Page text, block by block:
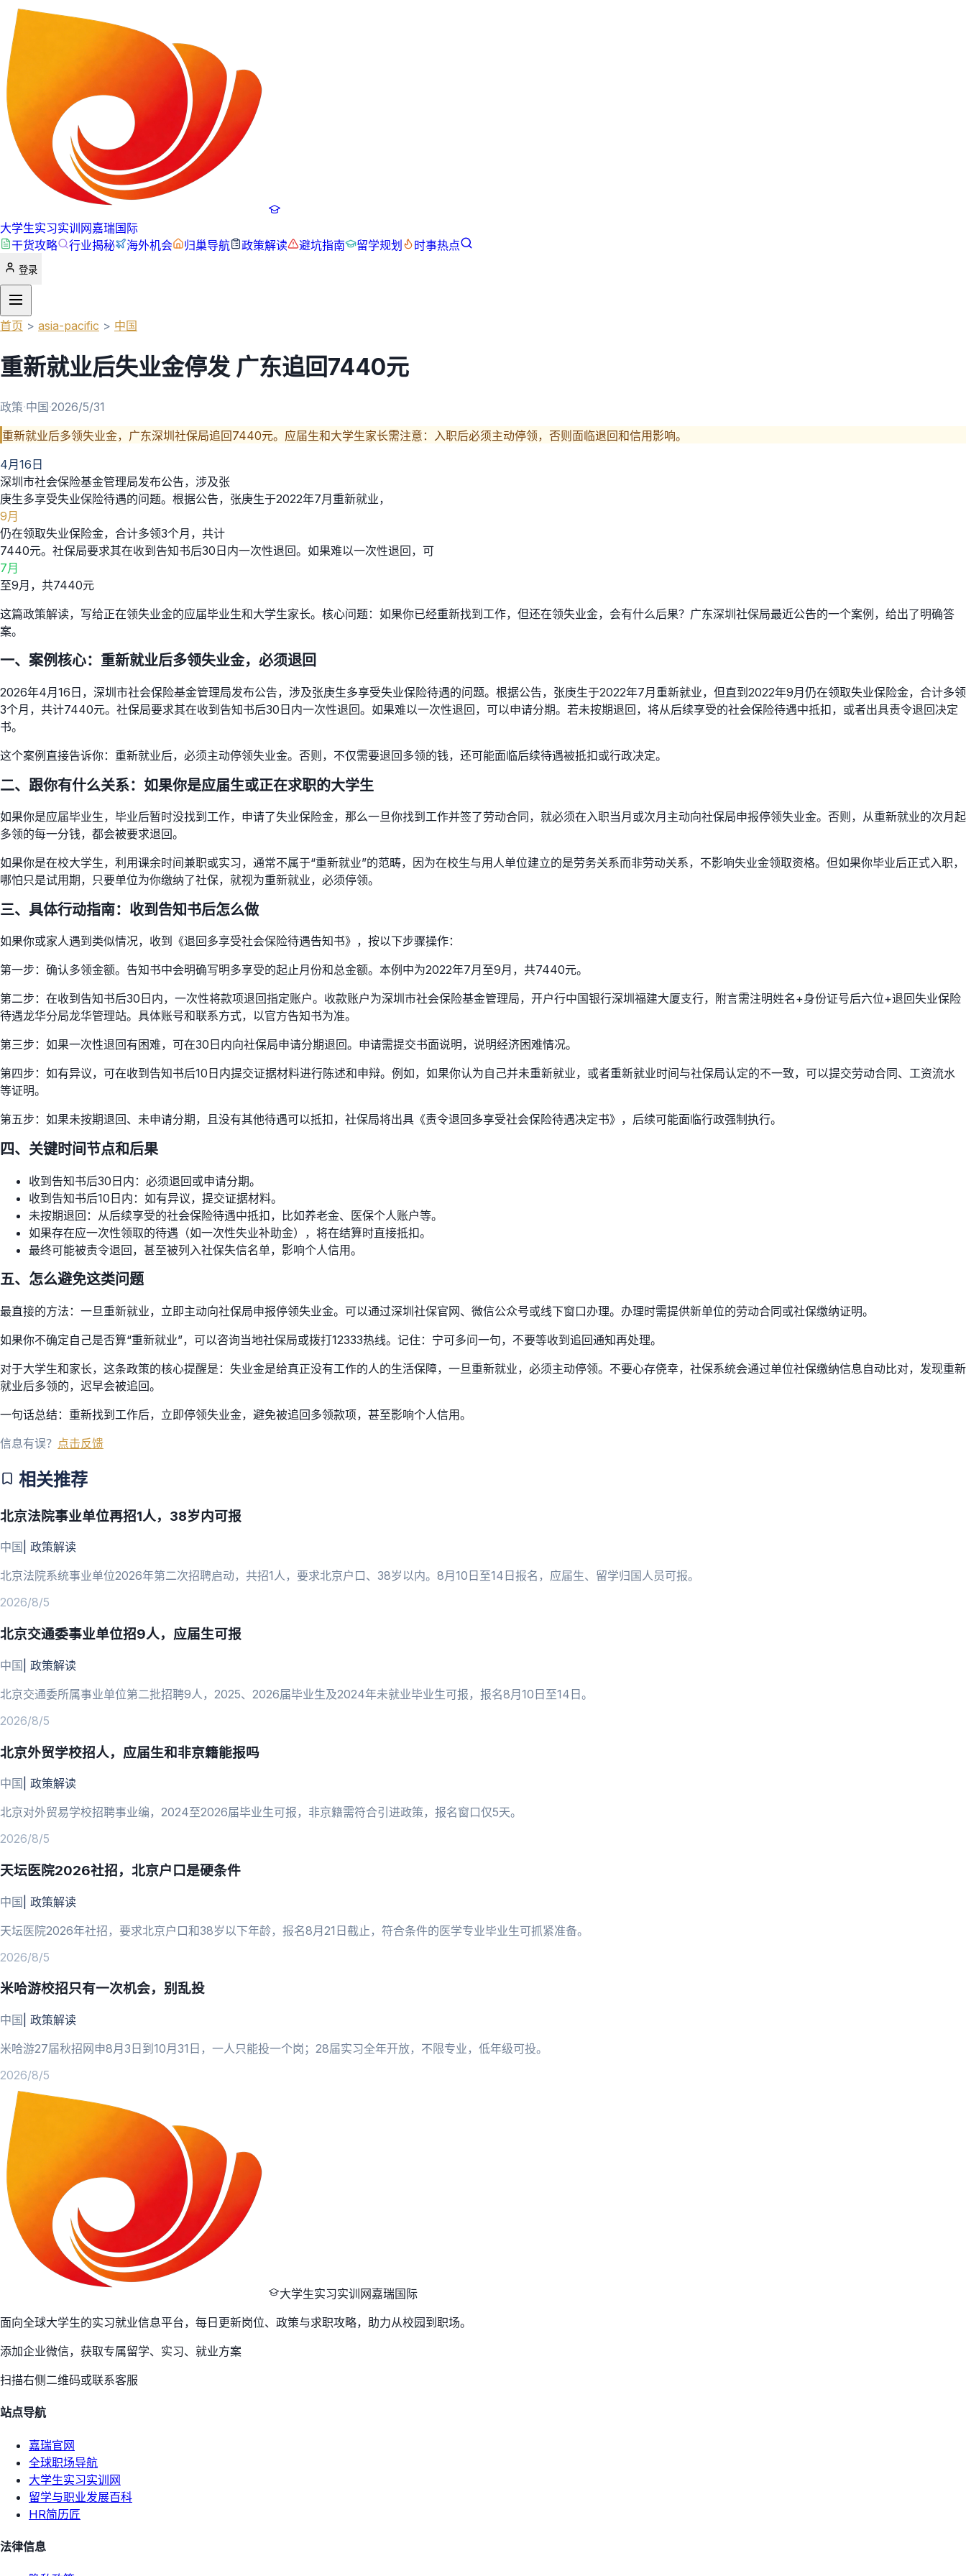
大学生实习实训网嘉瑞国际
干货攻略
行业揭秘 海外机会 归巢导航 政策解读 避坑指南 留学规划 时事热点
登录
首页 > asia-pacific > 中国
重新就业后失业金停发 广东追回7440元
政策·中国·2026/5/31
重新就业后多领失业金，广东深圳社保局追回7440元。应届生和大学生家长需注意：入职后必须主动停领，否则面临退回和信用影响。
4月16日
深圳市社会保险基金管理局发布公告，涉及张
庚生多享受失业保险待遇的问题。根据公告，张庚生于2022年7月重新就业，
9月
仍在领取失业保险金，合计多领3个月，共计
7440元。社保局要求其在收到告知书后30日内一次性退回。如果难以一次性退回，可
7月
至9月，共7440元
这篇政策解读，写给正在领失业金的应届毕业生和大学生家长。核心问题：如果你已经重新找到工作，但还在领失业金，会有什么后果？广东深圳社保局最近公告的一个案例，给出了明确答
案。
一、案例核心：重新就业后多领失业金，必须退回
2026年4月16日，深圳市社会保险基金管理局发布公告，涉及张庚生多享受失业保险待遇的问题。根据公告，张庚生于2022年7月重新就业，但直到2022年9月仍在领取失业保险金，合计多领
3个月，共计7440元。社保局要求其在收到告知书后30日内一次性退回。如果难以一次性退回，可以申请分期。若未按期退回，将从后续享受的社会保险待遇中抵扣，或者出具责令退回决定
书。
这个案例直接告诉你：重新就业后，必须主动停领失业金。否则，不仅需要退回多领的钱，还可能面临后续待遇被抵扣或行政决定。
二、跟你有什么关系：如果你是应届生或正在求职的大学生
如果你是应届毕业生，毕业后暂时没找到工作，申请了失业保险金，那么一旦你找到工作并签了劳动合同，就必须在入职当月或次月主动向社保局申报停领失业金。否则，从重新就业的次月起
多领的每一分钱，都会被要求退回。
如果你是在校大学生，利用课余时间兼职或实习，通常不属于“重新就业”的范畴，因为在校生与用人单位建立的是劳务关系而非劳动关系，不影响失业金领取资格。但如果你毕业后正式入职，
哪怕只是试用期，只要单位为你缴纳了社保，就视为重新就业，必须停领。
三、具体行动指南：收到告知书后怎么做
如果你或家人遇到类似情况，收到《退回多享受社会保险待遇告知书》，按以下步骤操作：
第一步：确认多领金额。告知书中会明确写明多享受的起止月份和总金额。本例中为2022年7月至9月，共7440元。
第二步：在收到告知书后30日内，一次性将款项退回指定账户。收款账户为深圳市社会保险基金管理局，开户行中国银行深圳福建大厦支行，附言需注明姓名+身份证号后六位+退回失业保险
待遇龙华分局龙华管理站。具体账号和联系方式，以官方告知书为准。
第三步：如果一次性退回有困难，可在30日内向社保局申请分期退回。申请需提交书面说明，说明经济困难情况。
第四步：如有异议，可在收到告知书后10日内提交证据材料进行陈述和申辩。例如，如果你认为自己并未重新就业，或者重新就业时间与社保局认定的不一致，可以提交劳动合同、工资流水
等证明。
第五步：如果未按期退回、未申请分期，且没有其他待遇可以抵扣，社保局将出具《责令退回多享受社会保险待遇决定书》，后续可能面临行政强制执行。
四、关键时间节点和后果
收到告知书后30日内：必须退回或申请分期。
收到告知书后10日内：如有异议，提交证据材料。
未按期退回：从后续享受的社会保险待遇中抵扣，比如养老金、医保个人账户等。
如果存在应一次性领取的待遇（如一次性失业补助金），将在结算时直接抵扣。
最终可能被责令退回，甚至被列入社保失信名单，影响个人信用。
五、怎么避免这类问题
最直接的方法：一旦重新就业，立即主动向社保局申报停领失业金。可以通过深圳社保官网、微信公众号或线下窗口办理。办理时需提供新单位的劳动合同或社保缴纳证明。
如果你不确定自己是否算“重新就业”，可以咨询当地社保局或拨打12333热线。记住：宁可多问一句，不要等收到追回通知再处理。
对于大学生和家长，这条政策的核心提醒是：失业金是给真正没有工作的人的生活保障，一旦重新就业，必须主动停领。不要心存侥幸，社保系统会通过单位社保缴纳信息自动比对，发现重新
就业后多领的，迟早会被追回。
一句话总结：重新找到工作后，立即停领失业金，避免被追回多领款项，甚至影响个人信用。
信息有误？ 点击反馈
相关推荐
北京法院事业单位再招1人，38岁内可报
中国 政策解读
北京法院系统事业单位2026年第二次招聘启动，共招1人，要求北京户口、38岁以内。8月10日至14日报名，应届生、留学归国人员可报。
2026/8/5
北京交通委事业单位招9人，应届生可报
中国 政策解读
北京交通委所属事业单位第二批招聘9人，2025、2026届毕业生及2024年未就业毕业生可报，报名8月10日至14日。
2026/8/5
北京外贸学校招人，应届生和非京籍能报吗
中国 政策解读
北京对外贸易学校招聘事业编，2024至2026届毕业生可报，非京籍需符合引进政策，报名窗口仅5天。
2026/8/5
天坛医院2026社招，北京户口是硬条件
中国 政策解读
天坛医院2026年社招，要求北京户口和38岁以下年龄，报名8月21日截止，符合条件的医学专业毕业生可抓紧准备。
2026/8/5
米哈游校招只有一次机会，别乱投
中国 政策解读
米哈游27届秋招网申8月3日到10月31日，一人只能投一个岗；28届实习全年开放，不限专业，低年级可投。
2026/8/5
大学生实习实训网嘉瑞国际
面向全球大学生的实习就业信息平台，每日更新岗位、政策与求职攻略，助力从校园到职场。
添加企业微信，获取专属留学、实习、就业方案
扫描右侧二维码或联系客服
站点导航
嘉瑞官网
全球职场导航
大学生实习实训网
留学与职业发展百科
HR简历匠
法律信息